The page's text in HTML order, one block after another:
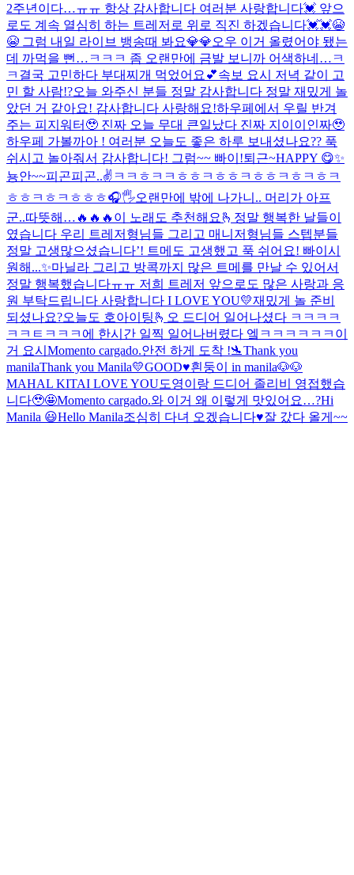
2주년이다…ㅠㅠ 항상 감사합니다 여러분 사랑합니다💓 앞으
로도 계속 열심히 하는 트레저로 위로 직진 하겠습니다💓💓😭
😭 그럼 내일 라이브 뱅송때 봐요💎💎오우 이거 올렸어야 됐는
데 까먹을 뻔…ㅋㅋㅋ 좀 오랜만에 금발 보니까 어색하네…ㅋ
ㅋ 결국 고민하다 부대찌개 먹었어요💕속보 요시 저녁 같이 고
민 할 사람!?오늘 와주신 분들 정말 감사합니다 정말 재밌게 놀
았던 거 같아요! 감사합니다 사랑해요!하우페에서 우릴 반겨
주는 피지워터🥹 진짜 오늘 무대 큰일났다 진짜 지이이인짜🥹
하우페 가볼까아 ! 여러분 오늘도 좋은 하루 보내셨나요?? 푹
쉬시고 놀아줘서 감사합니다! 그럼~~ 빠이!퇴근~HAPPY 😋✨
뇽안~~피곤피곤..✌️ ㅋㅋㅎㅋㅋㅎㅎㅋㅎㅎㅋㅎㅎㅋㅎㅋㅎㅋ
ㅎㅎㅋㅎㅋㅎㅎㅎ🎧🖐오랜만에 밖에 나가니.. 머리가 아프
군..따뜻해… 🔥🔥🔥 이 노래도 추천해요🫰 정말 행복한 날들이
였습니다 우리 트레저형님들 그리고 매니저형님들 스텝분들
정말 고생많으셨습니다’! 트메도 고생했고 푹 쉬어요! 빠이 시
원해...✨마닐라 그리고 방콕까지 많은 트메를 만날 수 있어서
정말 행복했습니다ㅠㅠ 저희 트레저 앞으로도 많은 사랑과 응
원 부탁드립니다 사랑합니다 I LOVE YOU💛재밌게 놀 준비
되셨나요?오늘도 호아이팅🫰 오 드디어 일어나셨다 ㅋㅋㅋㅋ
ㅋㅋㅌㅋㅋㅋ 에 한시간 일찍 일어나버렸다 엨ㅋㅋㅋㅋㅋㅋ이
거 요시 Momento cargado.안전 하게 도착 !🛬Thank you
manilaThank you Manila💛GOOD♥️흰둥이 in manila🐶🐶
MAHAL KITAI LOVE YOU도영이랑 드디어 졸리비 영접했습
니다🥹🤩Momento cargado.와 이거 왜 이렇게 맛있어요…?Hi
Manila 😃Hello Manila조심히 다녀 오겠습니다♥️잘 갔다 올게~~